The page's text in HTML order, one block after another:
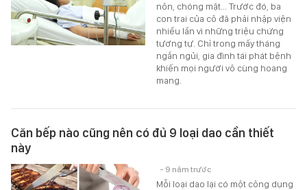
nôn, chóng mặt... Trước đó, ba
con trai của cô đã phải nhập viện
nhiều lần vì những triệu chứng
tương tự. Chỉ trong mấy tháng
ngắn ngủi, gia đình tái phát bệnh
khiến mọi người vô cùng hoang
mang.
Căn bếp nào cũng nên có đủ 9 loại dao cần thiết
này
Mỗi loại dao lại có một công dụng
- 9 năm trước